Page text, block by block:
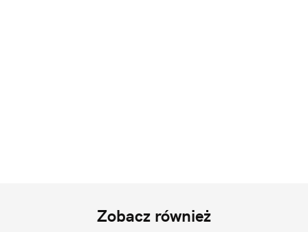
Zobacz również